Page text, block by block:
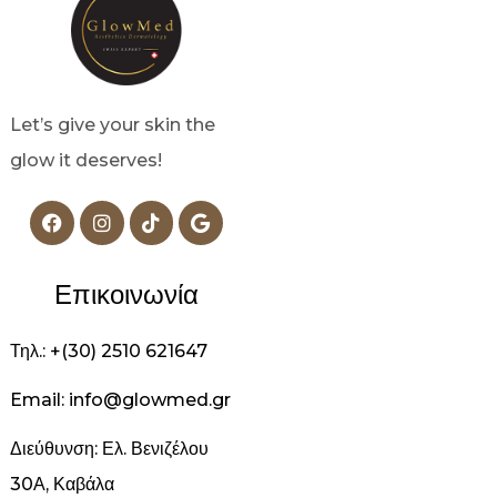
Let’s give your skin the
glow it deserves!
Επικοινωνία
Τηλ.: +(30) 2510 621647
Email: info@glowmed.gr
Διεύθυνση: Ελ. Βενιζέλου
30Α, Καβάλα